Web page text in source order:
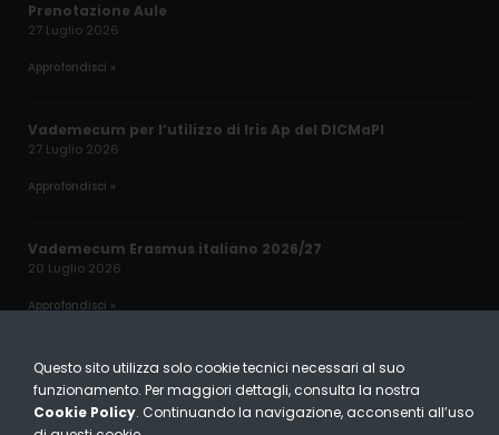
Prenotazione Aule
27 Luglio 2026
Approfondisci »
Vademecum per l’utilizzo di Iris Ap del DICMaPI
27 Luglio 2026
Approfondisci »
Vademecum Erasmus italiano 2026/27
20 Luglio 2026
Approfondisci »
DICMaPi © 2024 – All Rights Reserved
Cookie Policy| Privacy Policy
Questo sito utilizza solo cookie tecnici necessari al suo
funzionamento. Per maggiori dettagli, consulta la nostra
Cookie Policy. Continuando la navigazione, acconsenti all’uso